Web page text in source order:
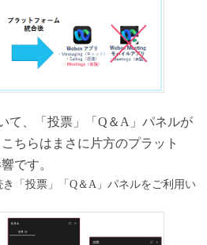
て、「投票」「Q＆A」パネルが
ちらはまさに片方のプラット
です。
「投票」「Q＆A」パネルをご利用い